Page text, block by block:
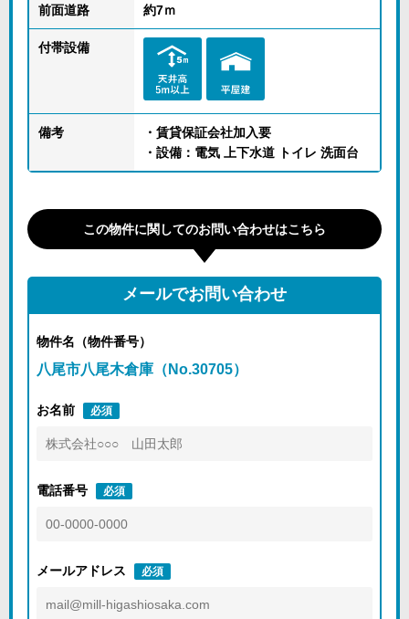
前面道路 約7ｍ
付帯設備
備考
・賃貸保証会社加入要
・設備：電気 上下水道 トイレ 洗面台
この物件に関してのお問い合わせはこちら
メールでお問い合わせ
物件名（物件番号）
八尾市八尾木倉庫（No.30705）
お名前 必須
電話番号 必須
メールアドレス 必須